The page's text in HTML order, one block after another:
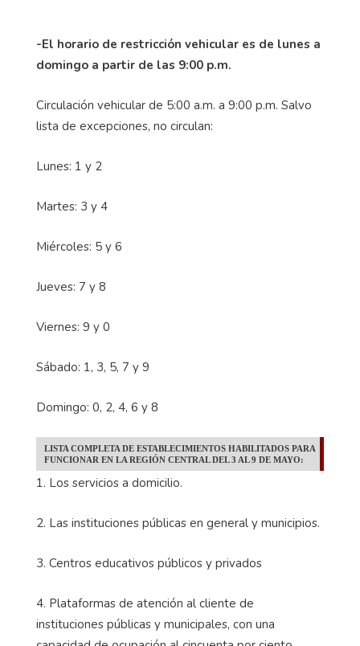
-El horario de restricción vehicular es de lunes a
domingo a partir de las 9:00 p.m.
Circulación vehicular de 5:00 a.m. a 9:00 p.m. Salvo
lista de excepciones, no circulan:
Lunes: 1 y 2
Martes: 3 y 4
Miércoles: 5 y 6
Jueves: 7 y 8
Viernes: 9 y 0
Sábado: 1, 3, 5, 7 y 9
Domingo: 0, 2, 4, 6 y 8
LISTA COMPLETA DE ESTABLECIMIENTOS HABILITADOS PARA
FUNCIONAR EN LA REGIÓN CENTRAL DEL 3 AL 9 DE MAYO:
1. Los servicios a domicilio.
2. Las instituciones públicas en general y municipios.
3. Centros educativos públicos y privados
4. Plataformas de atención al cliente de
instituciones públicas y municipales, con una